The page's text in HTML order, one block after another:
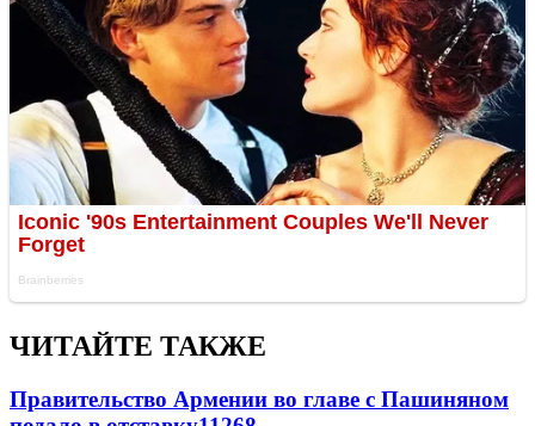
ЧИТАЙТЕ ТАКЖЕ
Правительство Армении во главе с Пашиняном